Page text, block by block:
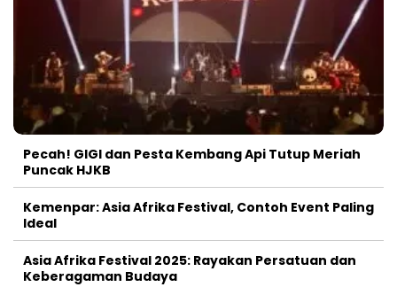
Pecah! GIGI dan Pesta Kembang Api Tutup Meriah
Puncak HJKB
Kemenpar: Asia Afrika Festival, Contoh Event Paling
Ideal
Asia Afrika Festival 2025: Rayakan Persatuan dan
Keberagaman Budaya